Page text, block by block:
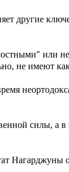
другие
не имеют
силы,
Нагарджуны